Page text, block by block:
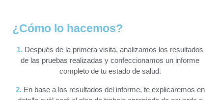
¿Cómo lo hacemos?
1. Después de la primera visita, analizamos los resultados
de las pruebas realizadas y confeccionamos un informe
completo de tu estado de salud.
2. En base a los resultados del informe, te explicaremos en